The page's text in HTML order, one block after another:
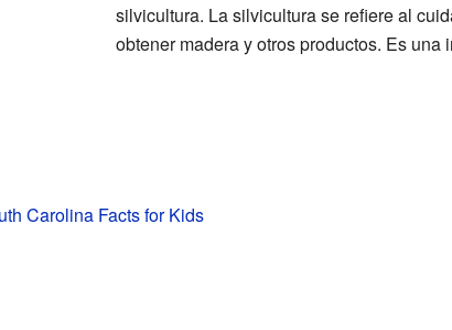
silvicultura. La silvicultura se refiere al
obtener madera y otros productos. Es una
Carolina Facts for Kids